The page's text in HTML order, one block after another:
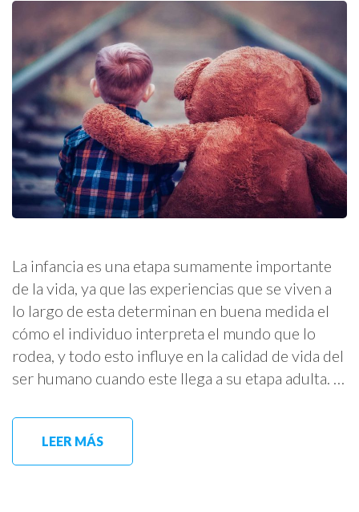
La infancia es una etapa sumamente importante
de la vida, ya que las experiencias que se viven a
lo largo de esta determinan en buena medida el
cómo el individuo interpreta el mundo que lo
rodea, y todo esto influye en la calidad de vida del
ser humano cuando este llega a su etapa adulta. …
LEER MÁS